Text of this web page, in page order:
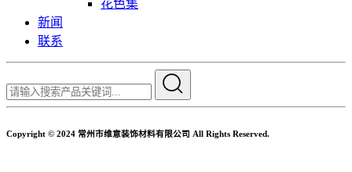
花色集
新闻
联系
Copyright © 2024 常州市维意装饰材料有限公司 All Rights Reserved.